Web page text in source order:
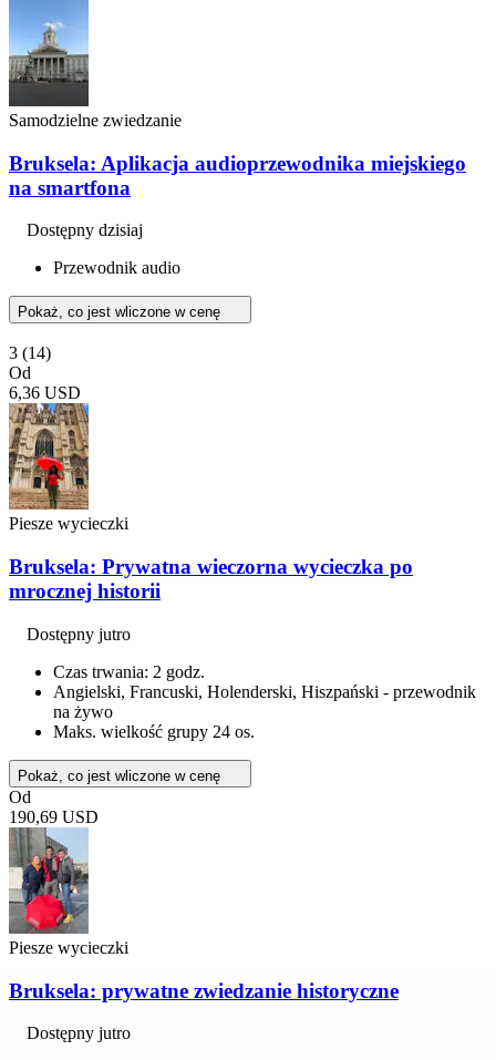
Samodzielne zwiedzanie
Bruksela: Aplikacja audioprzewodnika miejskiego
na smartfona
Dostępny dzisiaj
Przewodnik audio
Pokaż, co jest wliczone w cenę
3 (14)
Od
6,36 USD
Piesze wycieczki
Bruksela: Prywatna wieczorna wycieczka po
mrocznej historii
Dostępny jutro
Czas trwania: 2 godz.
Angielski, Francuski, Holenderski, Hiszpański - przewodnik
na żywo
Maks. wielkość grupy 24 os.
Pokaż, co jest wliczone w cenę
Od
190,69 USD
Piesze wycieczki
Bruksela: prywatne zwiedzanie historyczne
Dostępny jutro